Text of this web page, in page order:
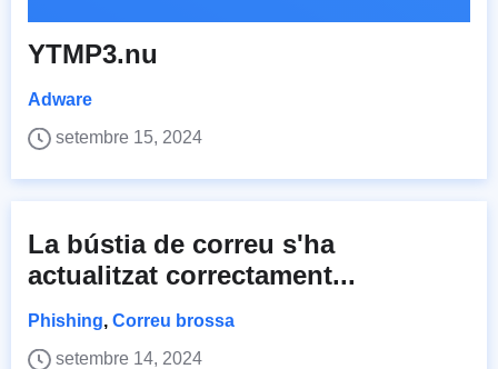
YTMP3.nu
Adware
setembre 15, 2024
La bústia de correu s'ha
actualitzat correctament...
Phishing, Correu brossa
setembre 14, 2024